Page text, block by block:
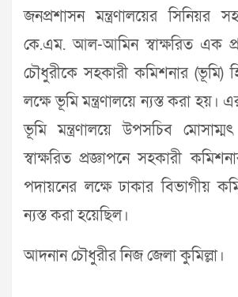
জনপ্রশাসন মন্ত্রণালয়ের সিনিয়র
কে.এম. আল-আমিন স্বাক্ষরিত এক
চৌধুরীকে সহকারী কমিশনার (ভূমি)
লক্ষে ভূমি মন্ত্রণালয়ে ন্যস্ত করা হয়।
ভূমি মন্ত্রণালয়ে উপসচিব
স্বাক্ষরিত প্রজ্ঞাপনে সহকারী
পদায়নের লক্ষে ঢাকার বিভাগীয়
ন্যস্ত করা হয়েছিল।
আদনান চৌধুরীর নিজ জেলা কুমিল্লা।